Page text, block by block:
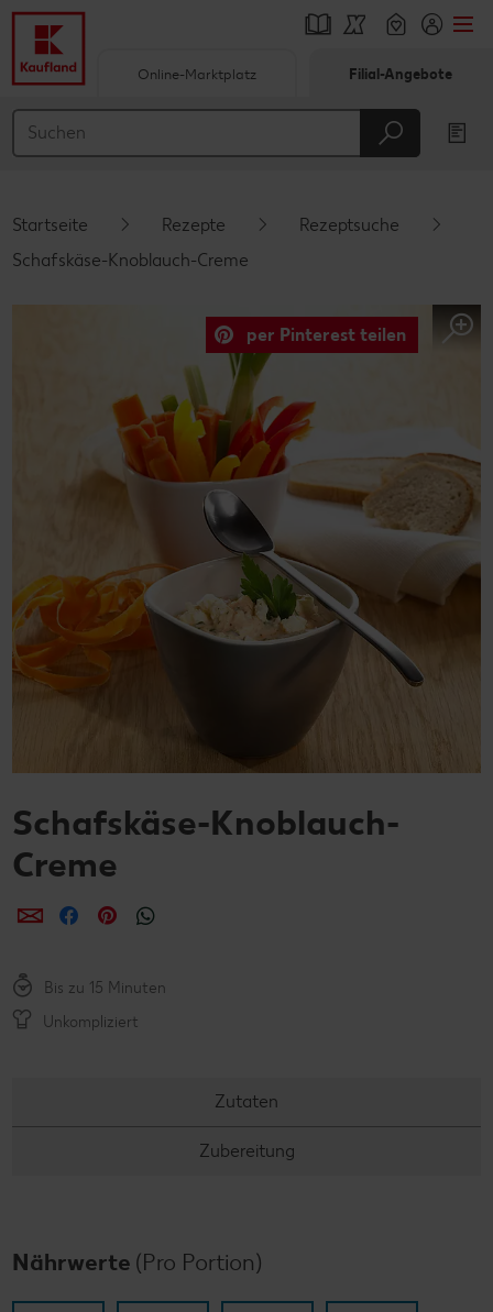
Hauptinhalt
Schwebender Seitenbereich
Online-Marktplatz Filial-Angebote
Startseite Rezepte
Rezeptsuche
Schafskäse-Knoblauch-Creme
per Pinterest teilen
Schafskäse-Knoblauch-
Creme
per E-Mail teilen
per Facebook teilen
per Pinterest teilen
Bis zu 15 Minuten
Unkompliziert
Zutaten
Zubereitung
Nährwerte (Pro Portion)